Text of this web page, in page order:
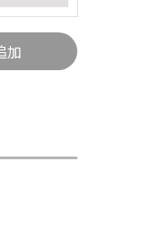
加